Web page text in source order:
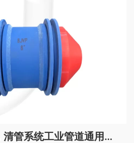
标准磁性清管球，清管系统工业管道通用球，可定制尺寸材质